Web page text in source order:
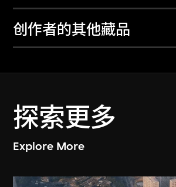
创作者的其他藏品
探索更多
Explore More